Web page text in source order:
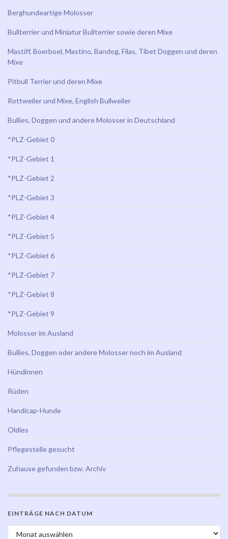
Berghundeartige Molosser
Bullterrier und Miniatur Bullterrier sowie deren Mixe
Mastiff, Boerboel, Mastino, Bandog, Filas, Tibet Doggen und deren
Mixe
Pitbull Terrier und deren Mixe
Rottweiler und Mixe, English Bullweiler
Bullies, Doggen und andere Molosser in Deutschland
*PLZ-Gebiet 0
*PLZ-Gebiet 1
*PLZ-Gebiet 2
*PLZ-Gebiet 3
*PLZ-Gebiet 4
*PLZ-Gebiet 5
*PLZ-Gebiet 6
*PLZ-Gebiet 7
*PLZ-Gebiet 8
*PLZ-Gebiet 9
Molosser im Ausland
Bullies, Doggen oder andere Molosser noch im Ausland
Hündinnen
Rüden
Handicap-Hunde
Oldies
Pflegestelle gesucht
Zuhause gefunden bzw. Archiv
EINTRÄGE NACH DATUM
Einträge nach Datum